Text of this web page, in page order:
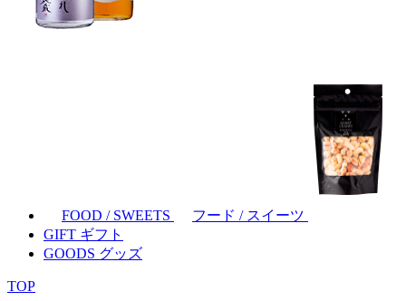
FOOD / SWEETS
フード / スイーツ
GIFT ギフト
GOODS グッズ
TOP